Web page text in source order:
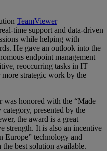
TeamViewer
time support and data-driven
while helping with
He gave an outlook into the
endpoint management
reoccurring tasks in IT
strategic work by the
was honored with the “Made
presented by the
the award is a great
strength. It is also an incentive
Europe” technology and
best solution available.